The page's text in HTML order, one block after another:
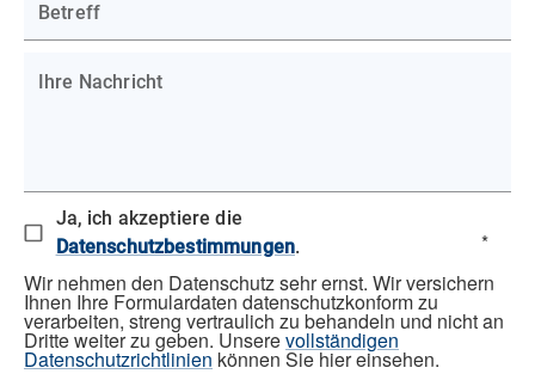
Betreff
Ihre Nachricht
Ja, ich akzeptiere die
Datenschutzbestimmungen.
*
Wir nehmen den Datenschutz sehr ernst. Wir versichern
Ihnen Ihre Formulardaten datenschutzkonform zu
verarbeiten, streng vertraulich zu behandeln und nicht an
Dritte weiter zu geben. Unserevollständigen
Datenschutzrichtlinien können Sie hier einsehen.